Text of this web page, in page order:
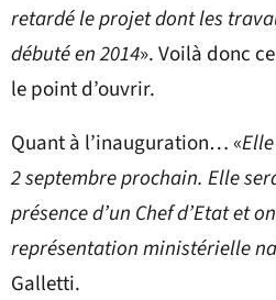
retardé le projet dont les
débuté en 2014». Voilà donc
le point d’ouvrir.
Quant à l’inauguration… «
2 septembre prochain. Elle
présence d’un Chef d’Etat et
représentation ministérielle
Galletti.